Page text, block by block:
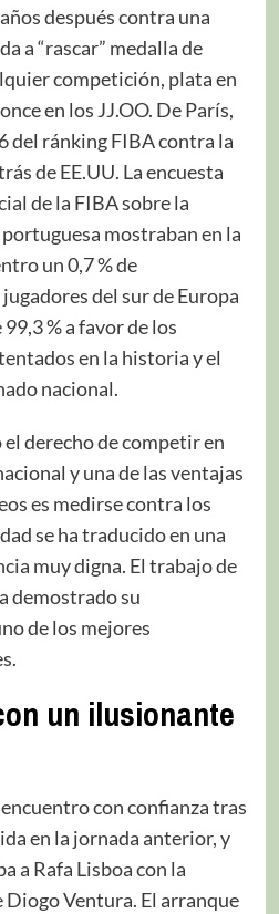
después contra una
a “rascar” medalla de
competición, plata en
en los JJ.OO. De París,
del ránking FIBA contra la
de EE.UU. La encuesta
de la FIBA sobre la
mostraban en la
un 0,7 % de
del sur de Europa
% a favor de los
en la historia y el
nacional.
derecho de competir en
y una de las ventajas
es medirse contra los
se ha traducido en una
muy digna. El trabajo de
demostrado su
de los mejores
un ilusionante
con confianza tras
en la jornada anterior, y
a Rafa Lisboa con la
Ventura. El arranque